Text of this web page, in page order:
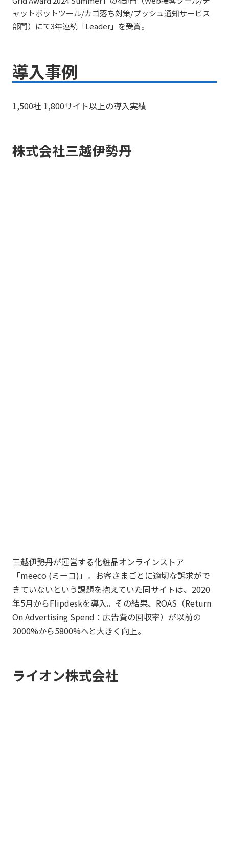
ャットボットツール/カゴ落ち対策/プッシュ通知サービス
部門）にて3年連続「Leader」を受賞。
導入事例
1,500社 1,800サイト以上の導入実績
株式会社三越伊勢丹
三越伊勢丹が運営する化粧品オンラインストア
「meeco (ミーコ)」。お客さまごとに適切な訴求がで
きていないという課題を抱えていた同サイトは、2020
年5月からFlipdeskを導入。その結果、ROAS（Return
On Advertising Spend：広告費の回収率）が以前の
2000%から5800%へと大きく向上。
ライオン株式会社